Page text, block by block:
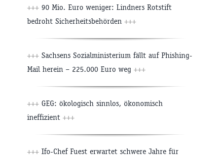
+++ 90 Mio. Euro weniger: Lindners Rotstift
bedroht Sicherheitsbehörden +++
+++ Sachsens Sozialministerium fällt auf Phishing-
Mail herein – 225.000 Euro weg +++
+++ GEG: ökologisch sinnlos, ökonomisch
ineffizient +++
+++ Ifo-Chef Fuest erwartet schwere Jahre für